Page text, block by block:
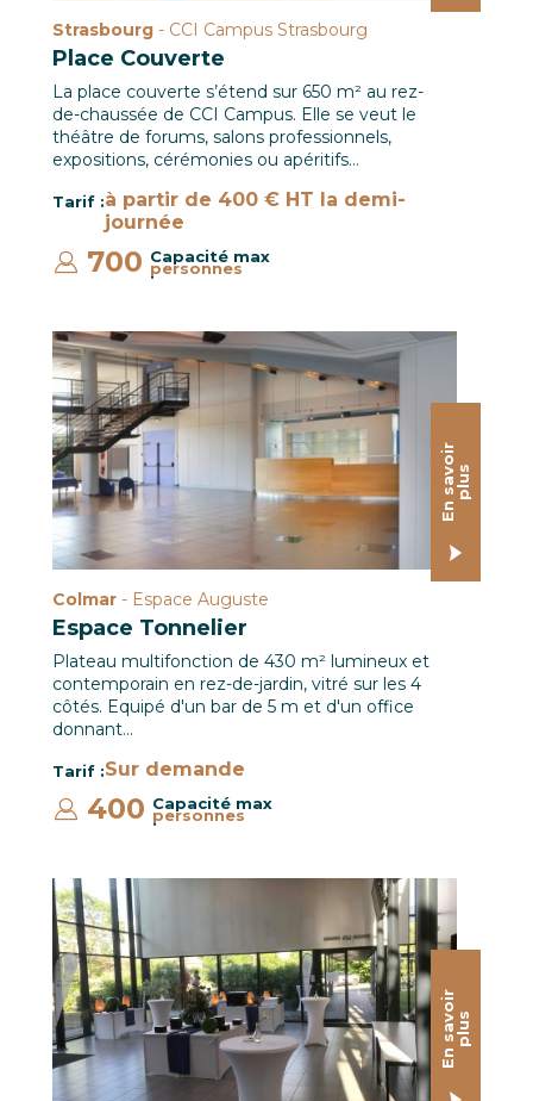
Strasbourg - CCI Campus Strasbourg
Place Couverte
La place couverte s’étend sur 650 m² au rez-
de-chaussée de CCI Campus. Elle se veut le
théâtre de forums, salons professionnels,
expositions, cérémonies ou apéritifs…
Tarif :à partir de 400 € HT la demi-
journée
Capacité max
:
700 personnes
Espace Lumière / Le CREF Colmar © Jean-Marc
E
n
s
av
o
i
r
p
l
us
Colmar - Espace Auguste
Espace Tonnelier
Plateau multifonction de 430 m² lumineux et
contemporain en rez-de-jardin, vitré sur les 4
côtés. Equipé d'un bar de 5 m et d'un office
donnant…
Tarif :Sur demande
Capacité max
:
400 personnes
Hall CCI Campus / Le CREF Colmar © Christian SOLER
E
n
s
av
o
i
r
p
l
us